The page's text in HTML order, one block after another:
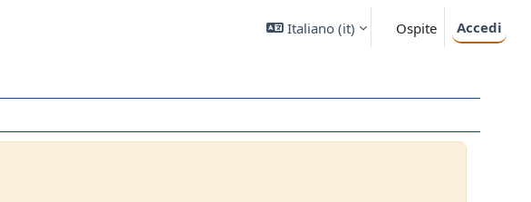
Italiano ‎(it)‎ Ospite Accedi